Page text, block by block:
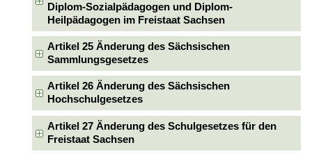
Diplom-Sozialpädagogen und Diplom-
Heilpädagogen im Freistaat Sachsen
Artikel 25 Änderung des Sächsischen
Sammlungsgesetzes
Artikel 26 Änderung des Sächsischen
Hochschulgesetzes
Artikel 27 Änderung des Schulgesetzes für den
Freistaat Sachsen